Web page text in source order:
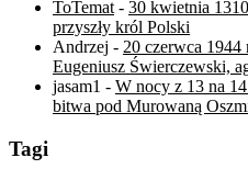
ToTemat - 30 kwietnia
przyszły król Polski
Andrzej - 20 czerwca 1944
Eugeniusz Świerczewski,
jasam1 - W nocy z 13 na
bitwa pod Murowaną
Tagi